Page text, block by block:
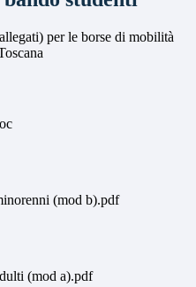
per le borse di mobilità
(mod b).pdf
(mod a).pdf